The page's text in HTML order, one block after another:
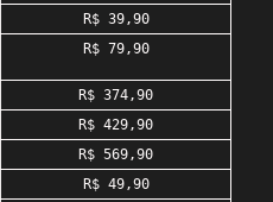
R$ 39,90
R$ 79,90
R$ 374,90
R$ 429,90
R$ 569,90
R$ 49,90